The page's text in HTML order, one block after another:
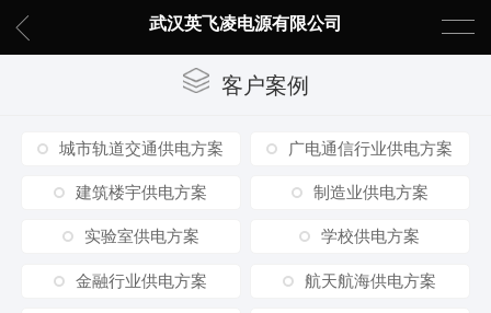
武汉英飞凌电源有限公司
客户案例
城市轨道交通供电方案 广电通信行业供电方案
建筑楼宇供电方案 制造业供电方案
实验室供电方案 学校供电方案
金融行业供电方案 航天航海供电方案